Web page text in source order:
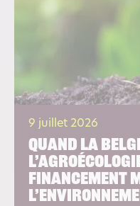
9 juillet 2026
Quand la
financement